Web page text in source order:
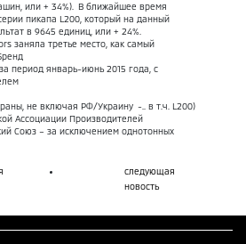
или + 34%). В ближайшее время
пикапа L200, который на данный
в 9645 единиц, или + 24%.
заняла третье место, как самый
период январь-июнь 2015 года, с
не включая РФ/Украину -.. в т.ч. L200)
Ассоциации Производителей
Союз – за исключением однотонных
следующая
новость